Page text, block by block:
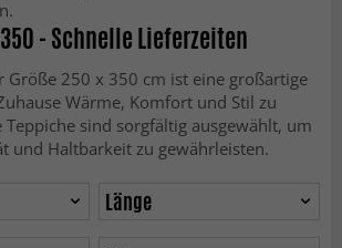
- Schnelle Lieferzeiten
Größe 250 x 350 cm ist eine großartige
Wärme, Komfort und Stil zu
sind sorgfältig ausgewählt, um
und Haltbarkeit zu gewährleisten.
Länge